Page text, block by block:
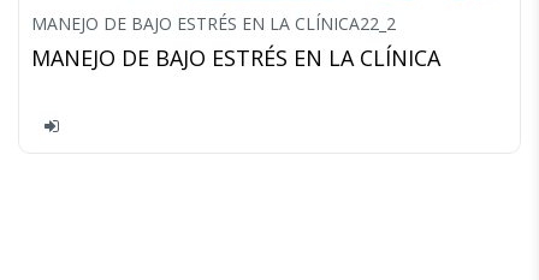
MANEJO DE BAJO ESTRÉS EN LA CLÍNICA22_2
MANEJO DE BAJO ESTRÉS EN LA CLÍNICA